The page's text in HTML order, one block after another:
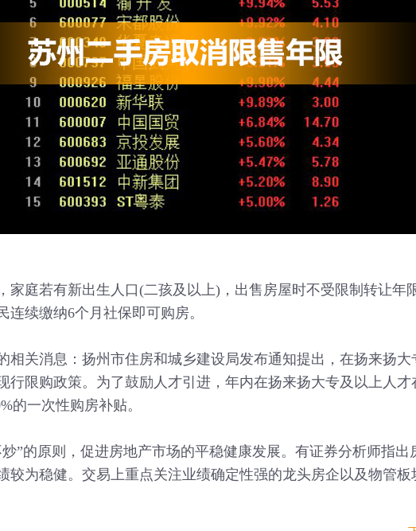
庭若有新出生人口(二孩及以上)，出售房屋时不受限制转让年
续缴纳6个月社保即可购房。
关消息：扬州市住房和城乡建设局发布通知提出，在扬来扬大
行限购政策。为了鼓励人才引进，年内在扬来扬大专及以上人
的一次性购房补贴。
的原则，促进房地产市场的平稳健康发展。有证券分析师指出
为稳健。交易上重点关注业绩确定性强的龙头房企以及物管板